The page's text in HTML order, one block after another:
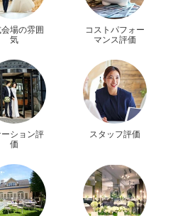
場の雰囲
気
コストパフォー
マンス評価
ーション評
価
スタッフ評価